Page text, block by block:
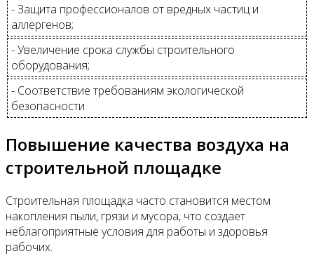
- Защита профессионалов от вредных частиц и
аллергенов;
- Увеличение срока службы строительного
оборудования;
- Соответствие требованиям экологической
безопасности.
Повышение качества воздуха на
строительной площадке
Строительная площадка часто становится местом
накопления пыли, грязи и мусора, что создает
неблагоприятные условия для работы и здоровья
рабочих.